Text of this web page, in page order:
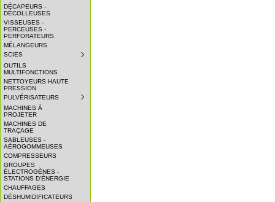
DÉCAPEURS -
DÉCOLLEUSES
VISSEUSES -
PERCEUSES -
PERFORATEURS
MÉLANGEURS
SCIES
OUTILS
MULTIFONCTIONS
NETTOYEURS HAUTE
PRESSION
PULVÉRISATEURS
MACHINES À
PROJETER
MACHINES DE
TRAÇAGE
SABLEUSES -
AÉROGOMMEUSES
COMPRESSEURS
GROUPES
ÉLECTROGÈNES -
STATIONS D'ÉNERGIE
CHAUFFAGES
DÉSHUMIDIFICATEURS